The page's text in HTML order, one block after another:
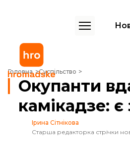
Головна Суспільство
Окупанти вдарили по Нікополю
Окупанти
камікадзе:
Ірина Сітнікова
Старша редакторка стрічки